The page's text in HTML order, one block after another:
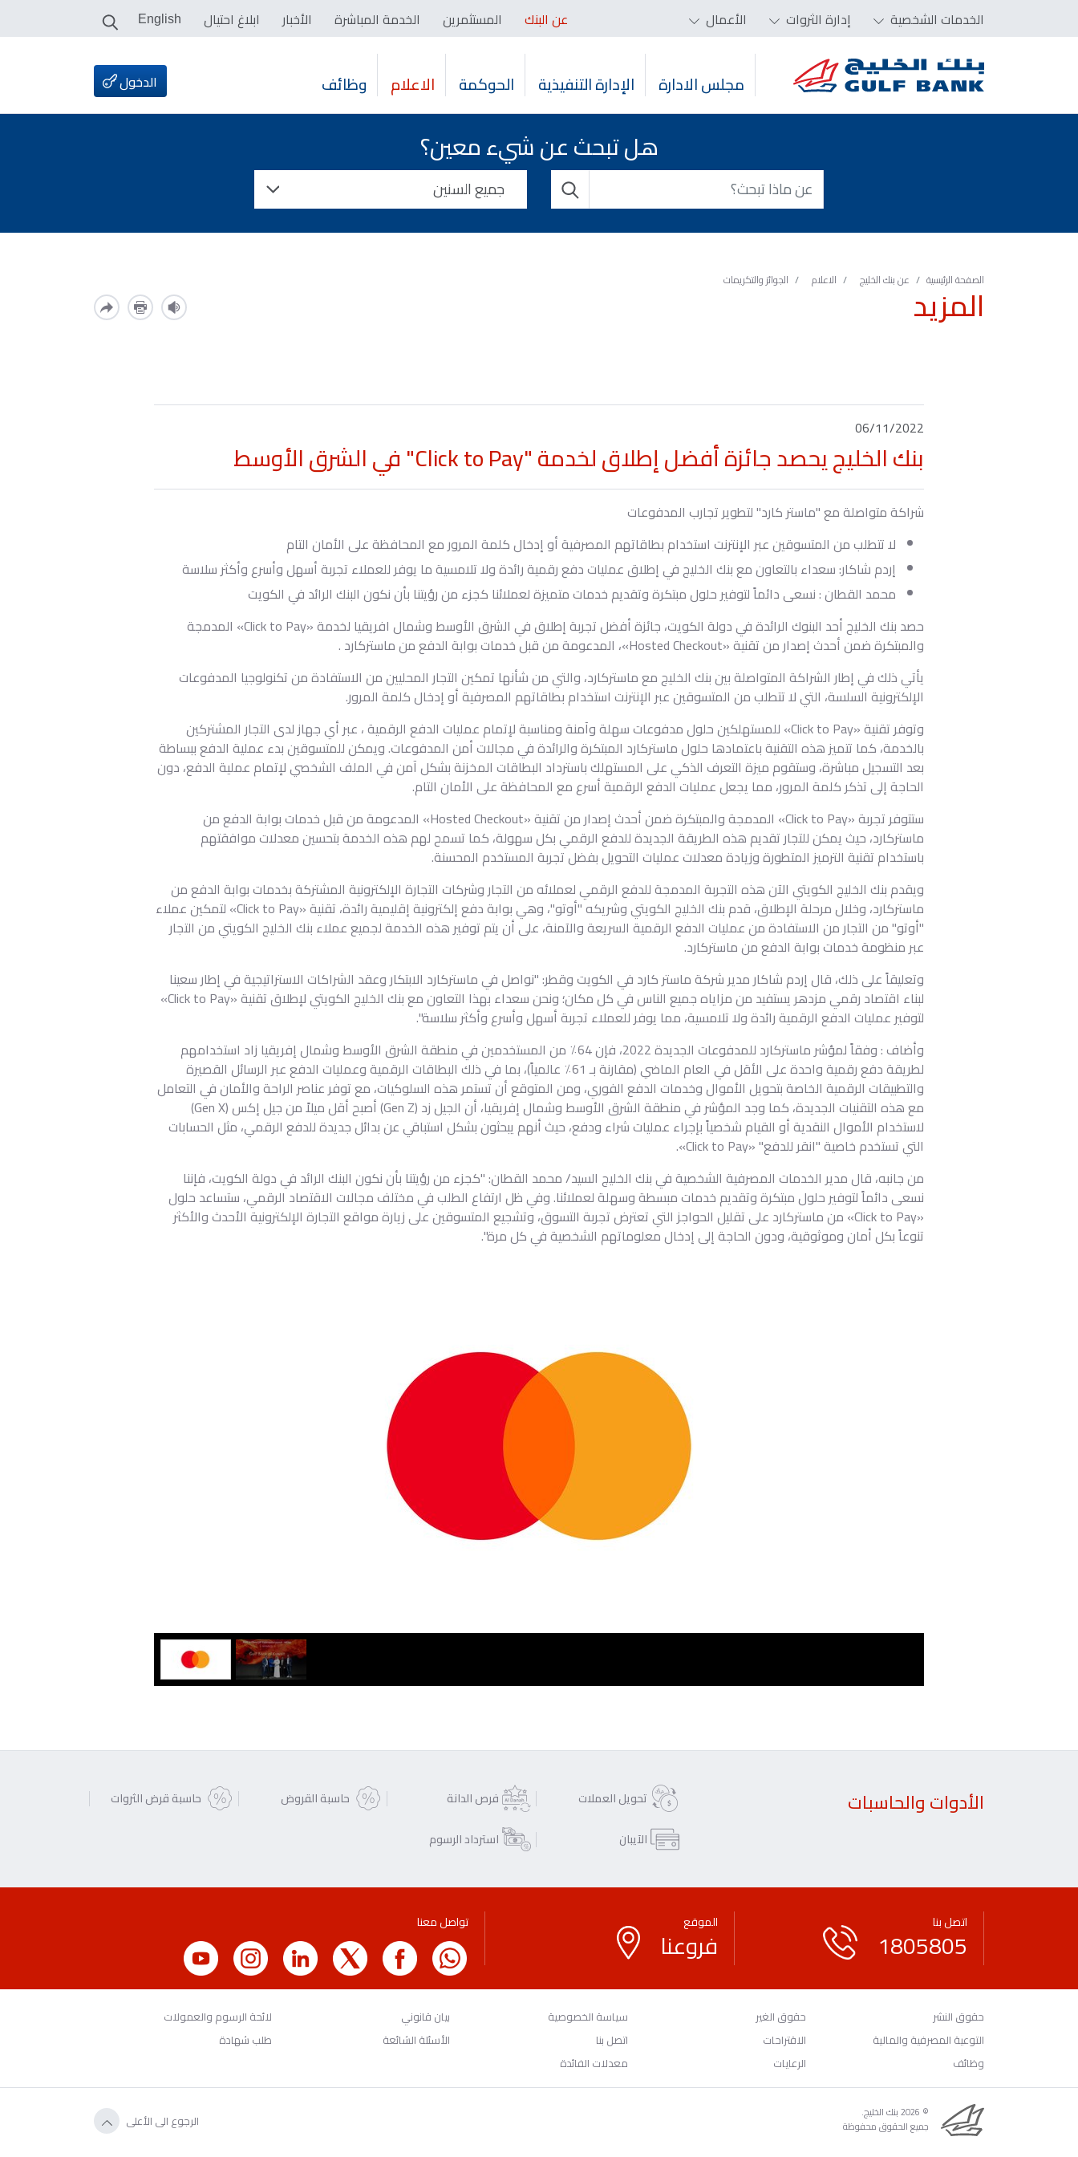
الخدمات الشخصية إدارة الثروات الأعمال عن البنك المستثمرين الخدمة المباشرة الأخبار ابلاغ احتيال English
مجلس الادارة الإدارة التنفيذية الحوكمة الاعلام وظائف الدخول
هل تبحث عن شيء معين؟
جميع السنين
الصفحة الرئيسية عن بنك الخليج الاعلام الجوائز والتكريمات المزيد
06/11/2022
بنك الخليج يحصد جائزة أفضل إطلاق لخدمة "Click to Pay" في الشرق الأوسط
شراكة متواصلة مع ''ماستر كارد'' لتطوير تجارب المدفوعات
لا تتطلب من المتسوقين عبر الإنترنت استخدام بطاقاتهم المصرفية أو إدخال كلمة المرور مع المحافظة على الأمان التام
إردم شاكار: سعداء بالتعاون مع بنك الخليج في إطلاق عمليات دفع رقمية رائدة ولا تلامسية ما يوفر للعملاء تجربة أسهل وأسرع وأكثر سلاسة
محمد القطان : نسعى دائماً لتوفير حلول مبتكرة وتقديم خدمات متميزة لعملائنا كجزء من رؤيتنا بأن نكون البنك الرائد في الكويت
حصد بنك الخليج أحد البنوك الرائدة في دولة الكويت، جائزة أفضل تجربة إطلاق في الشرق الأوسط وشمال افريقيا لخدمة «Click to Pay» المدمجة
والمبتكرة ضمن أحدث إصدار من تقنية «Hosted Checkout»، المدعومة من قبل خدمات بوابة الدفع من ماستركارد .
يأتي ذلك في إطار الشراكة المتواصلة بين بنك الخليج مع ماستركارد، والتي من شأنها تمكين التجار المحليين من الاستفادة من تكنولوجيا المدفوعات
الإلكترونية السلسة، التي لا تتطلب من المتسوقين عبر الإنترنت استخدام بطاقاتهم المصرفية أو إدخال كلمة المرور.
وتوفر تقنية «Click to Pay» للمستهلكين حلول مدفوعات سهلة وآمنة ومناسبة لإتمام عمليات الدفع الرقمية ، عبر أي جهاز لدى التجار المشتركين
بالخدمة، كما تتميز هذه التقنية باعتمادها حلول ماستركارد المبتكرة والرائدة في مجالات أمن المدفوعات. ويمكن للمتسوقين بدء عملية الدفع ببساطة
بعد التسجيل مباشرة، وستقوم ميزة التعرف الذكي على المستهلك باسترداد البطاقات المخزنة بشكل آمن في الملف الشخصي لإتمام عملية الدفع، دون
الحاجة إلى تذكر كلمة المرور، مما يجعل عمليات الدفع الرقمية أسرع مع المحافظة على الأمان التام.
ستتوفر تجربة «Click to Pay» المدمجة والمبتكرة ضمن أحدث إصدار من تقنية «Hosted Checkout» المدعومة من قبل خدمات بوابة الدفع من
ماستركارد، حيث يمكن للتجار تقديم هذه الطريقة الجديدة للدفع الرقمي بكل سهولة، كما تسمح لهم هذه الخدمة بتحسين معدلات موافقتهم
باستخدام تقنية الترميز المتطورة وزيادة معدلات عمليات التحويل بفضل تجربة المستخدم المحسنة.
ويقدم بنك الخليج الكويتي الآن هذه التجربة المدمجة للدفع الرقمي لعملائه من التجار وشركات التجارة الإلكترونية المشتركة بخدمات بوابة الدفع من
ماستركارد، وخلال مرحلة الإطلاق، قدم بنك الخليج الكويتي وشريكه "أوتو"، وهي بوابة دفع إلكترونية إقليمية رائدة، تقنية «Click to Pay» لتمكين عملاء
"أوتو" من التجار من الاستفادة من عمليات الدفع الرقمية السريعة والآمنة، على أن يتم توفير هذه الخدمة لجميع عملاء بنك الخليج الكويتي من التجار
عبر منظومة خدمات بوابة الدفع من ماستركارد.
وتعليقاً على ذلك، قال إردم شاكار مدير شركة ماستر كارد في الكويت وقطر: "نواصل في ماستركارد الابتكار وعقد الشراكات الاستراتيجية في إطار سعينا
لبناء اقتصاد رقمي مزدهر يستفيد من مزاياه جميع الناس في كل مكان؛ ونحن سعداء بهذا التعاون مع بنك الخليج الكويتي لإطلاق تقنية «Click to Pay»
لتوفير عمليات الدفع الرقمية رائدة ولا تلامسية، مما يوفر للعملاء تجربة أسهل وأسرع وأكثر سلاسة".
وأضاف : وفقاً لمؤشر ماستركارد للمدفوعات الجديدة 2022، فإن 64٪ من المستخدمين في منطقة الشرق الأوسط وشمال إفريقيا زاد استخدامهم
لطريقة دفع رقمية واحدة على الأقل في العام الماضي (مقارنة بـ 61٪ عالمياً)، بما في ذلك البطاقات الرقمية وعمليات الدفع عبر الرسائل القصيرة
والتطبيقات الرقمية الخاصة بتحويل الأموال وخدمات الدفع الفوري، ومن المتوقع أن تستمر هذه السلوكيات، مع توفر عناصر الراحة والأمان في التعامل
مع هذه التقنيات الجديدة، كما وجد المؤشر في منطقة الشرق الأوسط وشمال إفريقيا، أن الجيل زد (Gen Z) أصبح أقل ميلاً من جيل إكس (Gen X)
لاستخدام الأموال النقدية أو القيام شخصياً بإجراء عمليات شراء ودفع، حيث أنهم يبحثون بشكل استباقي عن بدائل جديدة للدفع الرقمي، مثل الحسابات
التي تستخدم خاصية "انقر للدفع" «Click to Pay».
من جانبه، قال مدير الخدمات المصرفية الشخصية في بنك الخليج السيد/ محمد القطان: "كجزء من رؤيتنا بأن نكون البنك الرائد في دولة الكويت، فإننا
نسعى دائماً لتوفير حلول مبتكرة وتقديم خدمات مبسطة وسهلة لعملائنا. وفي ظل ارتفاع الطلب في مختلف مجالات الاقتصاد الرقمي، ستساعد حلول
«Click to Pay» من ماستركارد على تقليل الحواجز التي تعترض تجربة التسوق، وتشجيع المتسوقين على زيارة مواقع التجارة الإلكترونية الأحدث والأكثر
تنوعاً بكل أمان وموثوقية، ودون الحاجة إلى إدخال معلوماتهم الشخصية في كل مرة".
الأدوات والحاسبات تحويل العملات فرص الدانة حاسبة القروض
حاسبة قرض الثروات
الآيبان
استرداد الرسوم
اتصل بنا
1805805
الموقع
فروعنا
تواصل معنا
حقوق النشر حقوق الغير سياسة الخصوصية بيان قانوني
لائحة الرسوم والعمولات
التوعية المصرفية والمالية
الاقتراحات اتصل بنا الأسئلة الشائعة
طلب شهادة
وظائف
الرعايات معدلات الفائدة
© 2026 بنك الخليج.
جميع الحقوق محفوظة
الرجوع الى الأعلى